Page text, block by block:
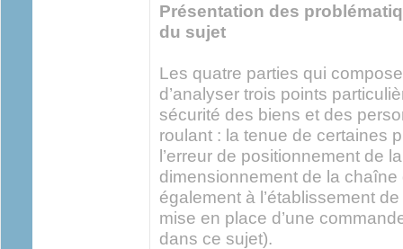
Présentation des
du sujet
Les quatre parties qui
d’analyser trois points
sécurité des biens et des
roulant : la tenue de certaines
l’erreur de positionnement de
dimensionnement de la chaîne
également à l’établissement
mise en place d’une
dans ce sujet).